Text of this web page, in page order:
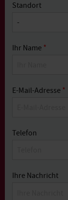
Standort
Ihr Name *
E-Mail-Adresse *
Telefon
Ihre Nachricht